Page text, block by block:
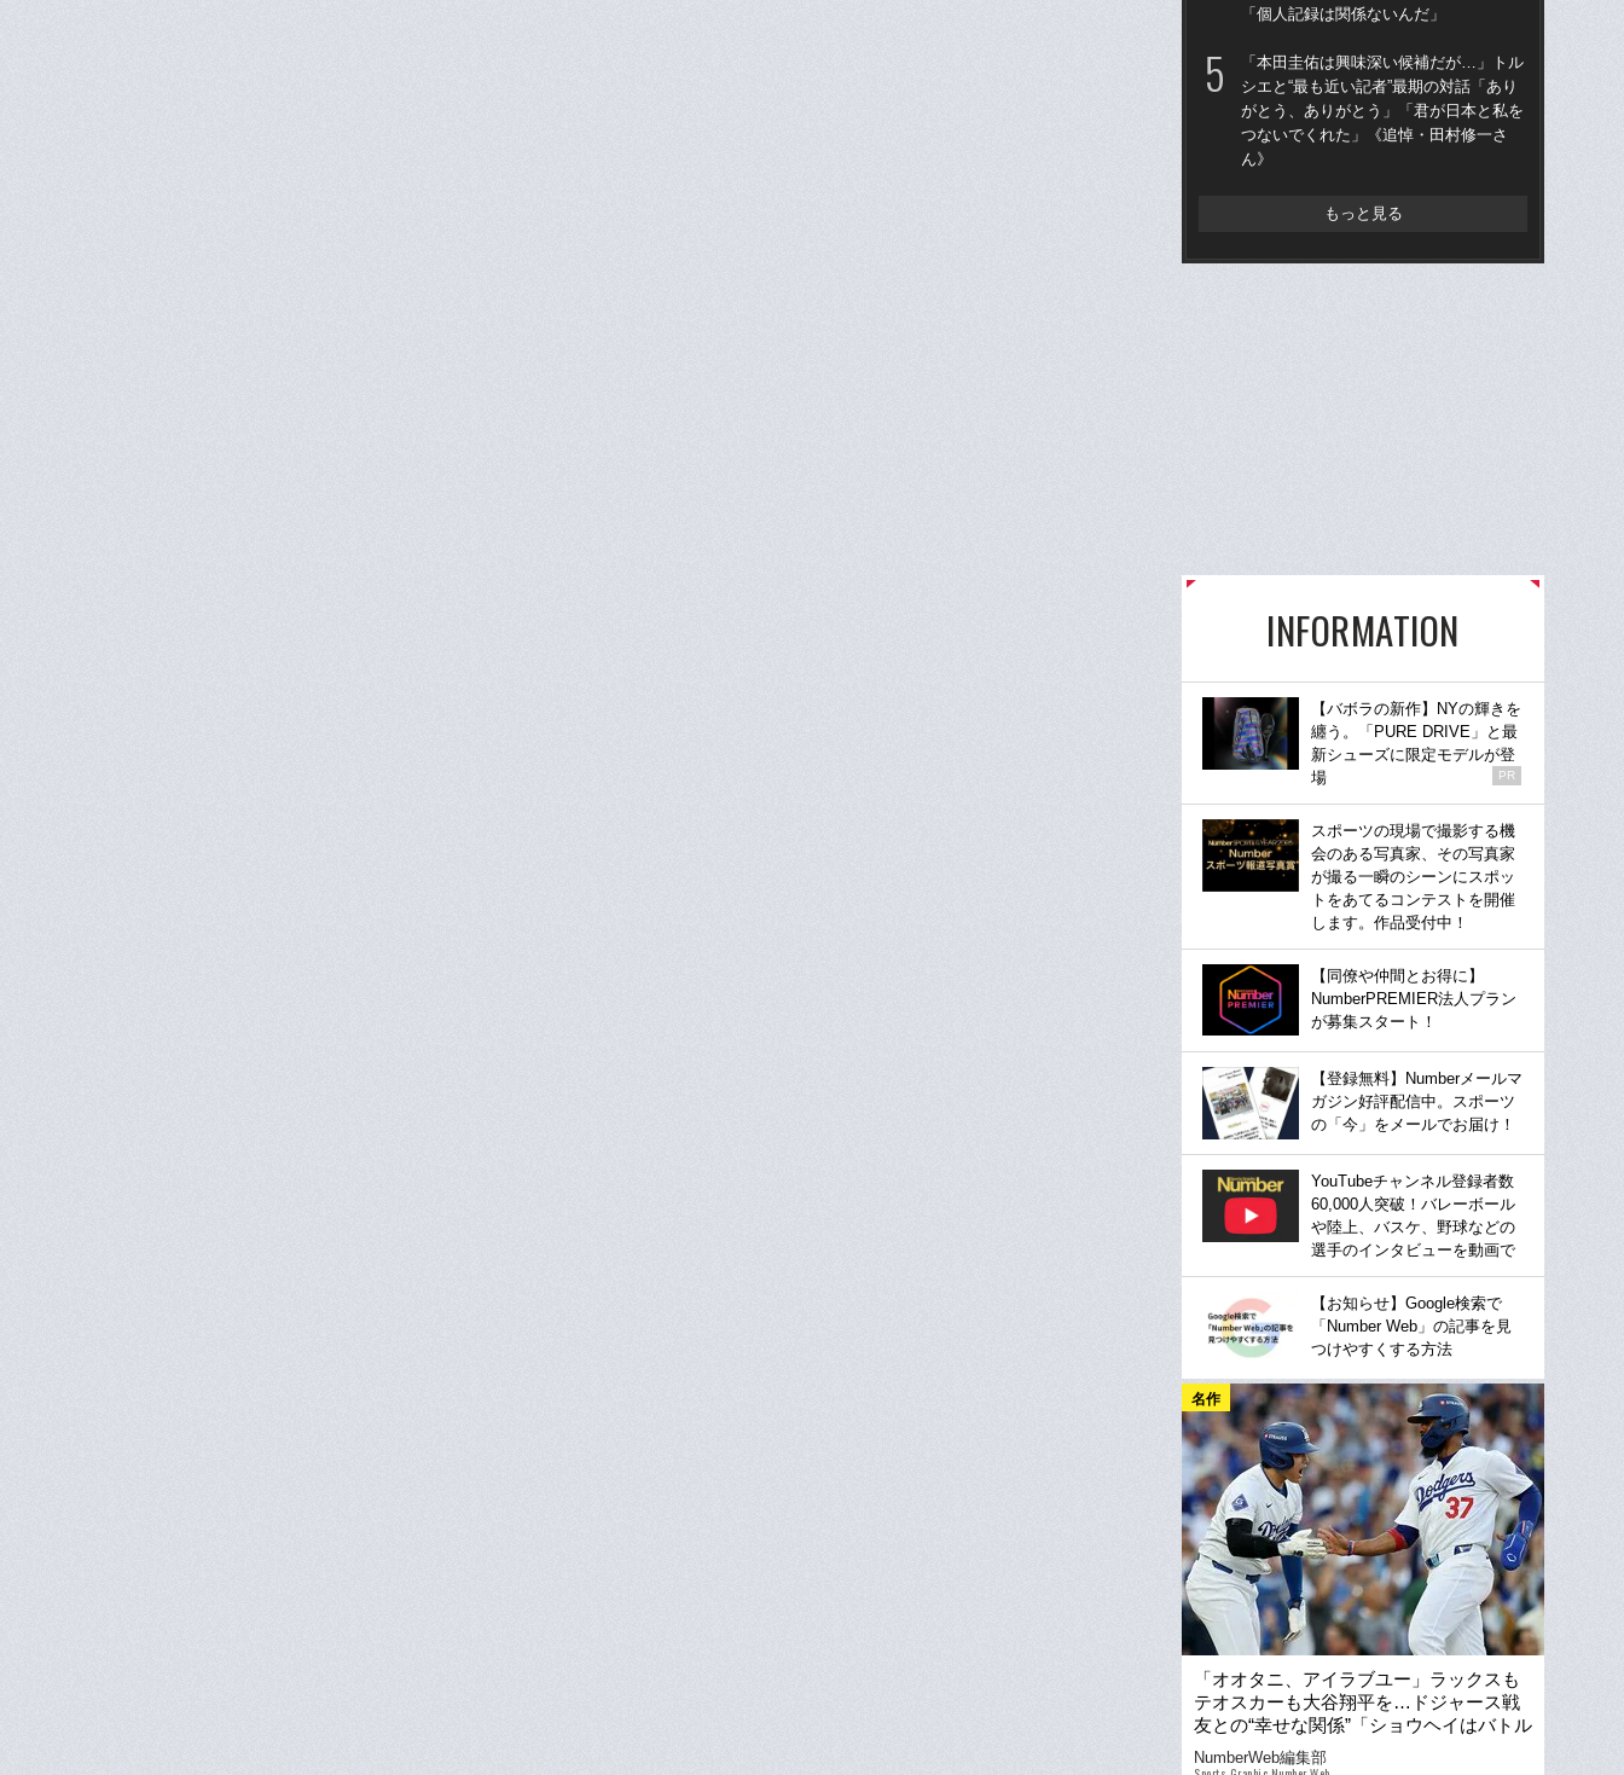
「個人記録は関係ないんだ」
「本田圭佑は興味深い候補だが…」トル
シエと“最も近い記者”最期の対話「あり
がとう、ありがとう」「君が日本と私を
つないでくれた」《追悼・田村修一さ
ん》
もっと見る
INFORMATION
【バボラの新作】NYの輝きを
纏う。「PURE DRIVE」と最
新シューズに限定モデルが登
場
PR
スポーツの現場で撮影する機
会のある写真家、その写真家
が撮る一瞬のシーンにスポッ
トをあてるコンテストを開催
します。作品受付中！
【同僚や仲間とお得に】
NumberPREMIER法人プラン
が募集スタート！
【登録無料】Numberメールマ
ガジン好評配信中。スポーツ
の「今」をメールでお届け！
YouTubeチャンネル登録者数
60,000人突破！バレーボール
や陸上、バスケ、野球などの
選手のインタビューを動画で
【お知らせ】Google検索で
「Number Web」の記事を見
つけやすくする方法
名作
「オオタニ、アイラブユー」ラックスも
テオスカーも大谷翔平を…ドジャース戦
友との“幸せな関係”「ショウヘイはバトル
して…何とかしたかった」
NumberWeb編集部